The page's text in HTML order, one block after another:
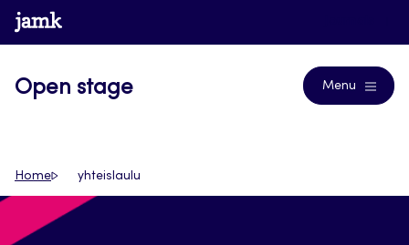
Siirry
suoraan
www.jamk.fi
Open stage Menu
Home yhteislaulu